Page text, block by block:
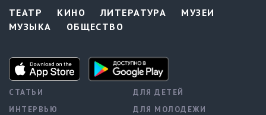
ТЕАТР КИНО ЛИТЕРАТУРА
МУЗЕИ
МУЗЫКА
ОБЩЕСТВО
СТАТЬИ
ИНТЕРВЬЮ
ДЛЯ ДЕТЕЙ
ДЛЯ МОЛОДЕЖИ